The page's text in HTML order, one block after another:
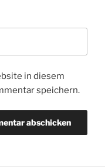
in diesem
speichern.